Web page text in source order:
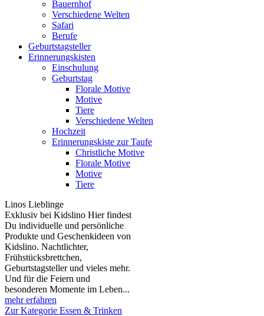
Bauernhof
Verschiedene Welten
Safari
Berufe
Geburtstagsteller
Erinnerungskisten
Einschulung
Geburtstag
Florale Motive
Motive
Tiere
Verschiedene Welten
Hochzeit
Erinnerungskiste zur Taufe
Christliche Motive
Florale Motive
Motive
Tiere
Linos Lieblinge
Exklusiv bei Kidslino Hier findest
Du individuelle und persönliche
Produkte und Geschenkideen von
Kidslino. Nachtlichter,
Frühstücksbrettchen,
Geburtstagsteller und vieles mehr.
Und für die Feiern und
besonderen Momente im Leben...
mehr erfahren
Zur Kategorie Essen & Trinken